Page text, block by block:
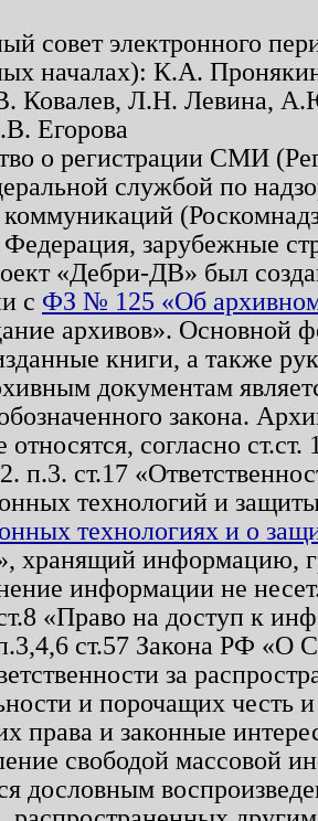
совет электронного
началах): К.А.
Ковалев, Л.Н. Левина,
Егорова
о регистрации СМИ
службой по
Федерация, зарубежные
«Дебри-ДВ» был
с ФЗ № 125 «Об
архивов». Основной
книги, а также
документам
закона.
относятся, согласно
п.3. ст.17
технологий и
технологиях и о
хранящий информацию,
информации не
«Право на доступ к
ст.57 Закона РФ «О
за
и порочащих честь
права и законные
свободой массовой
дословным